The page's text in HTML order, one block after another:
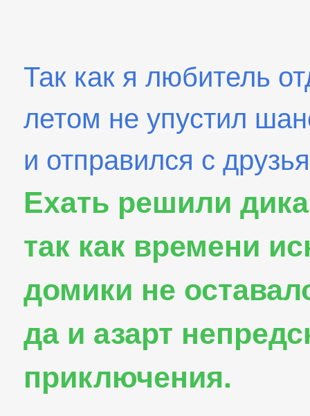
Так как я любитель
летом не упустил
и отправился с
Ехать решили
так как времени
домики не
да и азарт
приключения.